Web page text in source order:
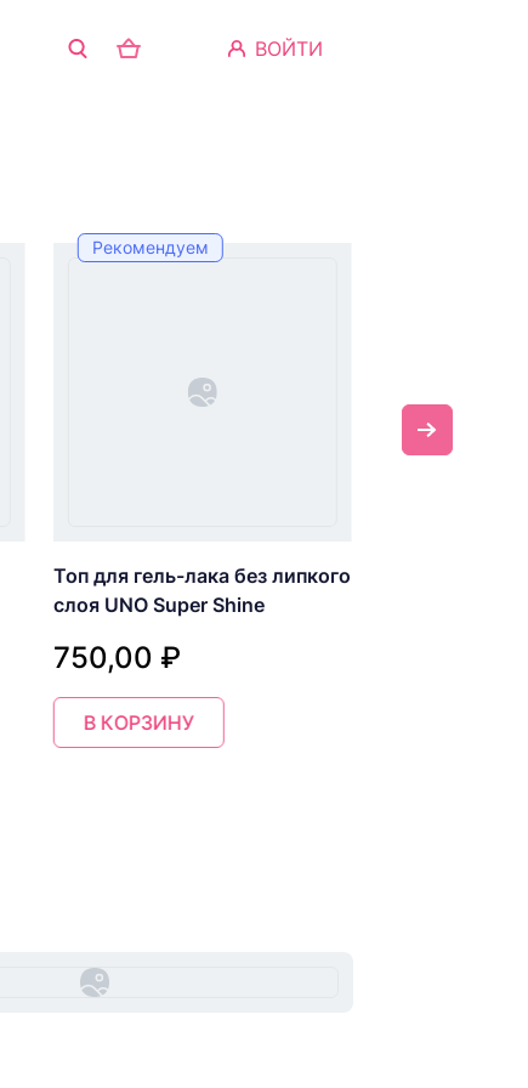
ВОЙТИ
Рекомендуем
Топ для гель-лака без липкого
слоя UNO Super Shine
750,00 ₽
В КОРЗИНУ